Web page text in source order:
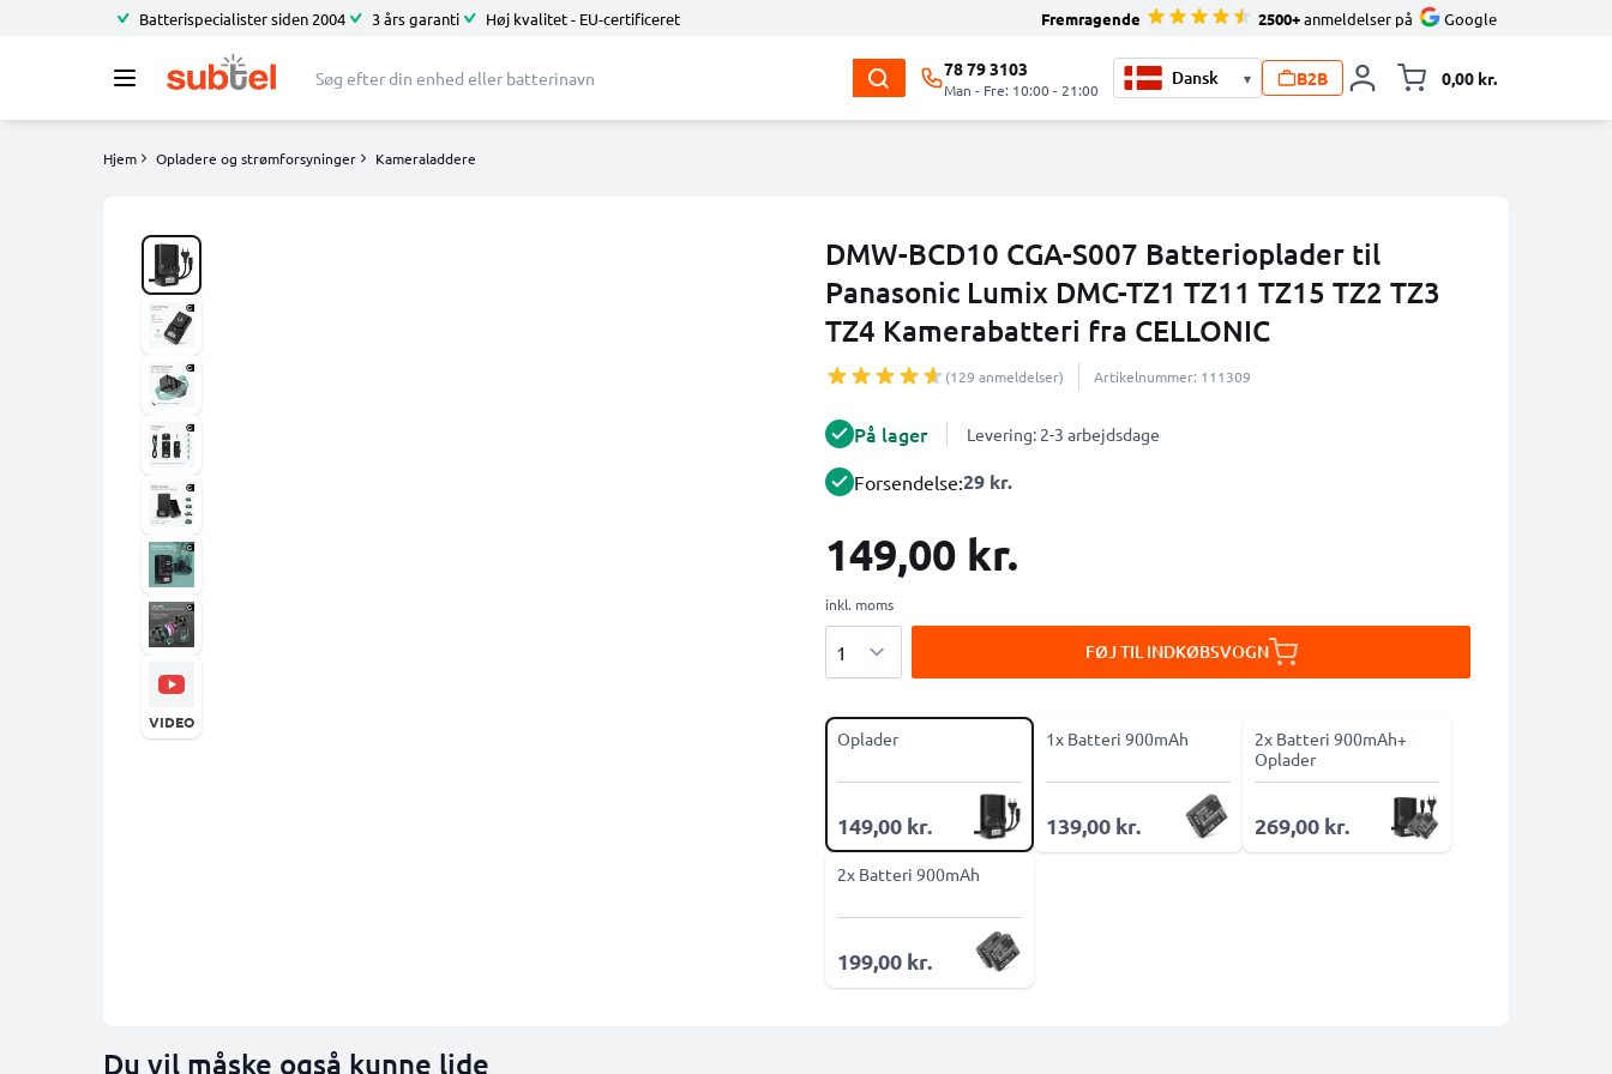
Batterispecialister siden 2004 3 års garanti Høj kvalitet - EU-certificeret Fremragende 2500+anmeldelser på Google
78 79 3103
Man - Fre: 10:00 - 21:00
▾ B2B 0,00 kr.
Hjem Opladere og strømforsyninger Kameraladdere
DMW-BCD10 CGA-S007 Batterioplader til
Panasonic Lumix DMC-TZ1 TZ11 TZ15 TZ2 TZ3
TZ4 Kamerabatteri fra CELLONIC
(129 anmeldelser) Artikelnummer: 111309
VIDEO
På lager Levering: 2-3 arbejdsdage
Forsendelse:29 kr.
149,00 kr.
inkl. moms
FØJ TIL INDKØBSVOGN
Oplader
149,00 kr.
1x Batteri 900mAh
139,00 kr.
2x Batteri 900mAh+
Oplader
269,00 kr.
2x Batteri 900mAh
199,00 kr.
Du vil måske også kunne lide